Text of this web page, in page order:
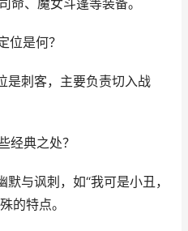
命、魔女斗篷等装备。
位是何？
是刺客，主要负责切入战
经典之处？
与讽刺，如“我可是小丑，
的特点。